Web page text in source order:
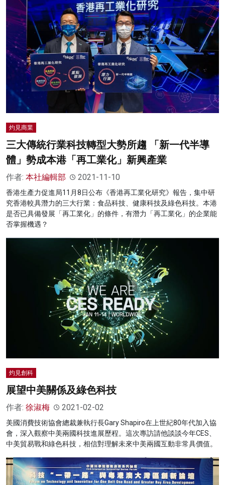
灼見商業
三大傳統行業科技轉型大勢所趨 「新一代半導
體」勢成本港「再工業化」新興產業
作者: 本社編輯部 2021-11-10
香港生產力促進局11月8日公布《香港再工業化研究》報告，集中研
究香港較具潛力的三大行業：食品科技、健康科技及綠色科技。本港
是否已具備發展「再工業化」的條件，有潛力「再工業化」的企業能
否掌握機遇？
灼見創科
展望中美關係及綠色科技
作者: 徐淑梅 2021-02-02
美國消費技術協會總裁兼執行長Gary Shapiro在上世紀80年代加入協
會，深入觀察中美兩國科技進展歷程。這次專訪請他談談今年CES、
中美貿易戰和綠色科技，相信對理解未來中美兩國互動非常具價值。